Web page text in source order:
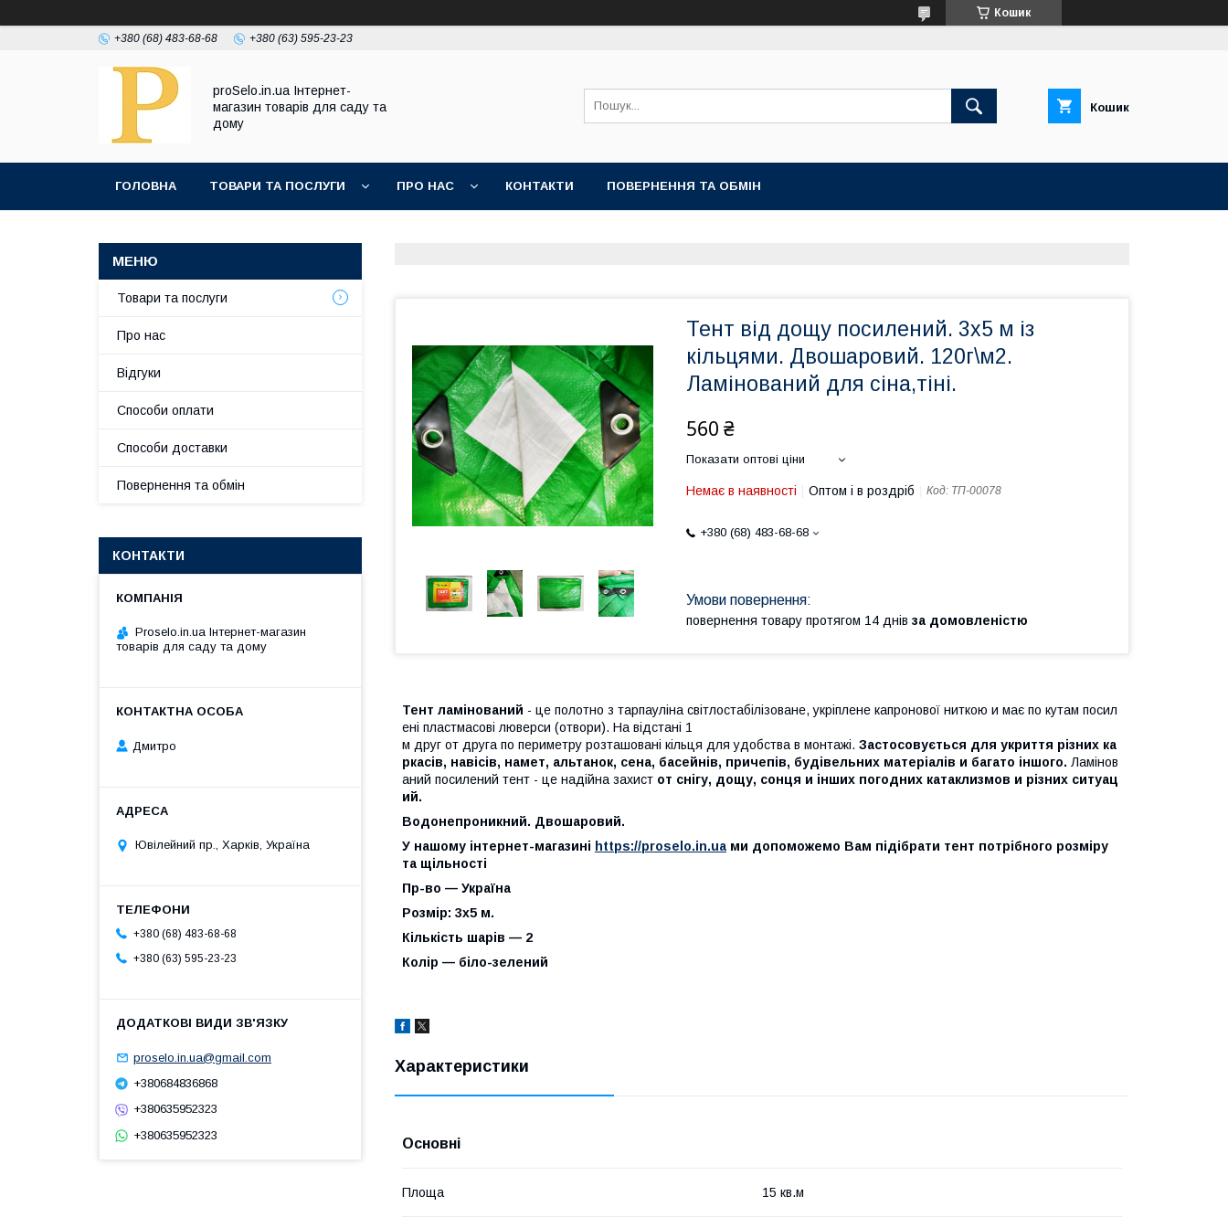
Кошик
+380 (68) 483-68-68 +380 (63) 595-23-23
proSelo.in.ua Інтернет-
магазин товарів для саду та
дому
Кошик
ГОЛОВНА ТОВАРИ ТА ПОСЛУГИ ПРО НАС КОНТАКТИ ПОВЕРНЕННЯ ТА ОБМІН
Тент від дощу посилений. 3х5 м із
кільцями. Двошаровий. 120г\м2.
Ламінований для сіна,тіні.
560 ₴
Показати оптові ціни
Немає в наявності Оптом і в роздріб Код: ТП-00078
+380 (68) 483-68-68
повернення товару протягом 14 днів за домовленістю
Тент ламінований - це полотно з тарпауліна світлостабілізоване, укріплене капронової ниткою и має по кутам посил
ені пластмасові люверси (отвори). На відстані 1
м друг от друга по периметру розташовані кільця для удобства в монтажі. Застосовується для укриття різних ка
ркасів, навісів, намет, альтанок, сена, басейнів, причепів, будівельних матеріалів и багато іншого. Ламінов
аний посилений тент - це надійна захист от снігу, дощу, сонця и інших погодних катаклизмов и різних ситуац
ий.
Водонепроникний. Двошаровий.
У нашому інтернет-магазині https://proselo.in.ua ми допоможемо Вам підібрати тент потрібного розміру
та щільності
Пр-во — Україна
Розмір: 3х5 м.
Кількість шарів — 2
Колір — біло-зелений
Характеристики
Основні
Площа 15 кв.м
Товари та послуги
Про нас
Відгуки
Способи оплати
Способи доставки
Повернення та обмін
КОНТАКТИ
Proselo.in.ua Інтернет-магазин
товарів для саду та дому
Дмитро
Ювілейний пр., Харків, Україна
+380 (68) 483-68-68
+380 (63) 595-23-23
proselo.in.ua@gmail.com
+380684836868
+380635952323
+380635952323